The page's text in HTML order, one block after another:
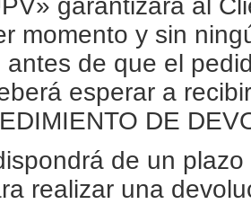
garantizará al
momento y sin
antes de que el
esperar a
DE
de un
realizar una